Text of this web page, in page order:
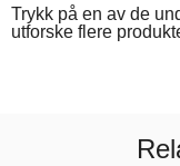
Trykk på en av de
utforske flere